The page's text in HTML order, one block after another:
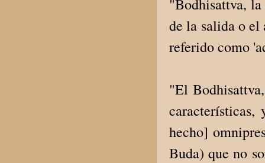
"Bodhisattva,
de la salida o el
referido como
"El
hecho]
Buda) que no